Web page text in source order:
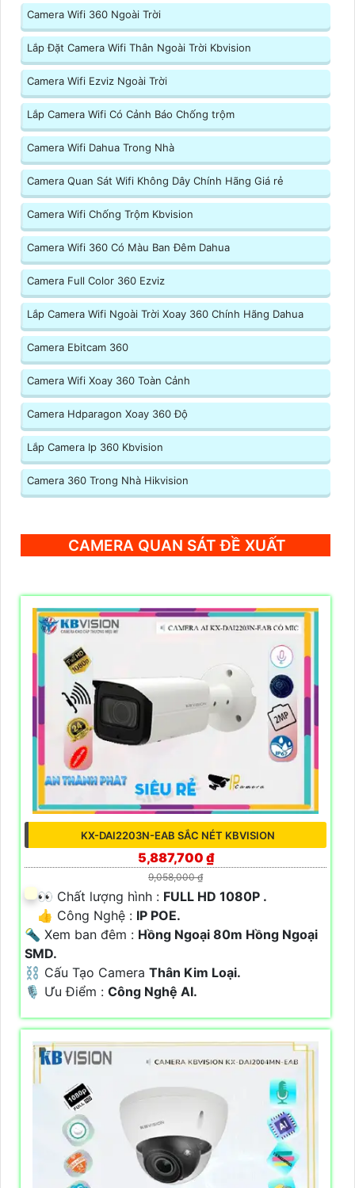
Camera Wifi 360 Ngoài Trời
Lắp Đặt Camera Wifi Thân Ngoài Trời Kbvision
Camera Wifi Ezviz Ngoài Trời
Lắp Camera Wifi Có Cảnh Báo Chống trộm
Camera Wifi Dahua Trong Nhà
Camera Quan Sát Wifi Không Dây Chính Hãng Giá rẻ
Camera Wifi Chống Trộm Kbvision
Camera Wifi 360 Có Màu Ban Đêm Dahua
Camera Full Color 360 Ezviz
Lắp Camera Wifi Ngoài Trời Xoay 360 Chính Hãng Dahua
Camera Ebitcam 360
Camera Wifi Xoay 360 Toàn Cảnh
Camera Hdparagon Xoay 360 Độ
Lắp Camera Ip 360 Kbvision
Camera 360 Trong Nhà Hikvision
CAMERA QUAN SÁT ĐỀ XUẤT
KX-DAI2203N-EAB SẮC NÉT KBVISION
5,887,700 ₫
9,058,000 ₫
️👀 Chất lượng hình : FULL HD 1080P .
👍 Công Nghệ : IP POE.
🔦 Xem ban đêm : Hồng Ngoại 80m Hồng Ngoại
SMD.
⛓ Cấu Tạo Camera Thân Kim Loại.
️🎙 Ưu Điểm : Công Nghệ AI.